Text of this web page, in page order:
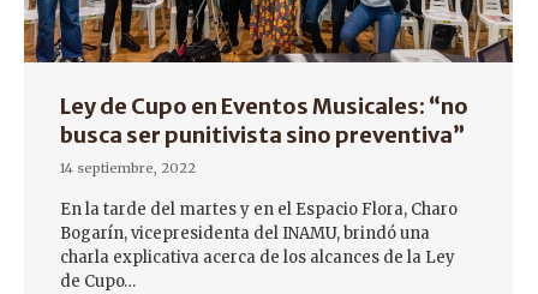
Ley de Cupo en Eventos Musicales: “no
busca ser punitivista sino preventiva”
14 septiembre, 2022
En la tarde del martes y en el Espacio Flora, Charo
Bogarín, vicepresidenta del INAMU, brindó una
charla explicativa acerca de los alcances de la Ley
de Cupo…